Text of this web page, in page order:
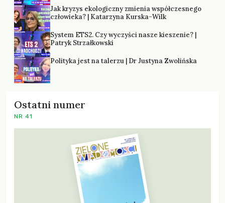
Jak kryzys ekologiczny zmienia współczesnego
człowieka? | Katarzyna Kurska-Wilk
System ETS2. Czy wyczyści nasze kieszenie? |
Patryk Strzałkowski
Polityka jest na talerzu | Dr Justyna Zwolińska
Ostatni numer
NR 41